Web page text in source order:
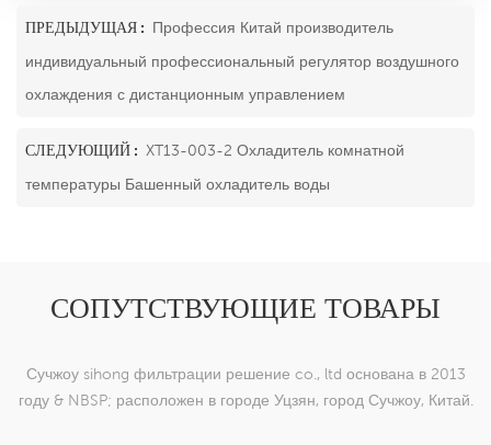
ПРЕДЫДУЩАЯ : Профессия Китай производитель
индивидуальный профессиональный регулятор воздушного
охлаждения с дистанционным управлением
СЛЕДУЮЩИЙ : XT13-003-2 Охладитель комнатной
температуры Башенный охладитель воды
СОПУТСТВУЮЩИЕ ТОВАРЫ
Сучжоу sihong фильтрации решение co., ltd основана в 2013
году & NBSP; расположен в городе Уцзян, город Сучжоу, Китай.